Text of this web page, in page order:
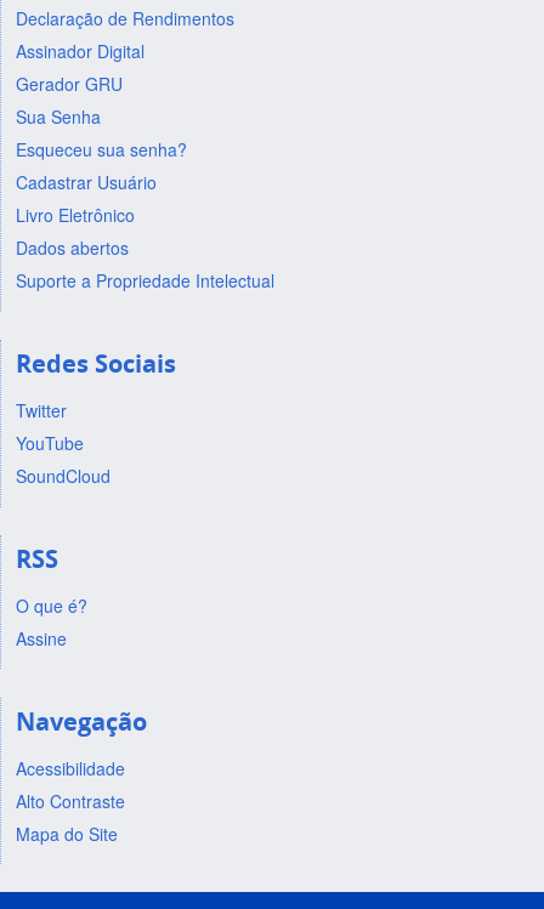
Declaração de Rendimentos
Assinador Digital
Gerador GRU
Sua Senha
Esqueceu sua senha?
Cadastrar Usuário
Livro Eletrônico
Dados abertos
Suporte a Propriedade Intelectual
Redes Sociais
Twitter
YouTube
SoundCloud
RSS
O que é?
Assine
Navegação
Acessibilidade
Alto Contraste
Mapa do Site